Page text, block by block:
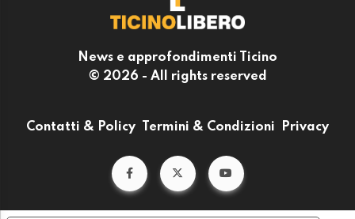
News e approfondimenti Ticino
© 2026 - All rights reserved
Contatti & Policy Termini & Condizioni Privacy